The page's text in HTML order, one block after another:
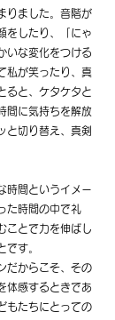
りました。音階が
をしたり、「にゃ
いな変化をつける
私が笑ったり、真
ると、ケタケタと
間に気持ちを解放
と切り替え、真剣
時間というイメー
た時間の中で礼
ことで力を伸ばし
です。
だからこそ、その
体感するときであ
もたちにとっての